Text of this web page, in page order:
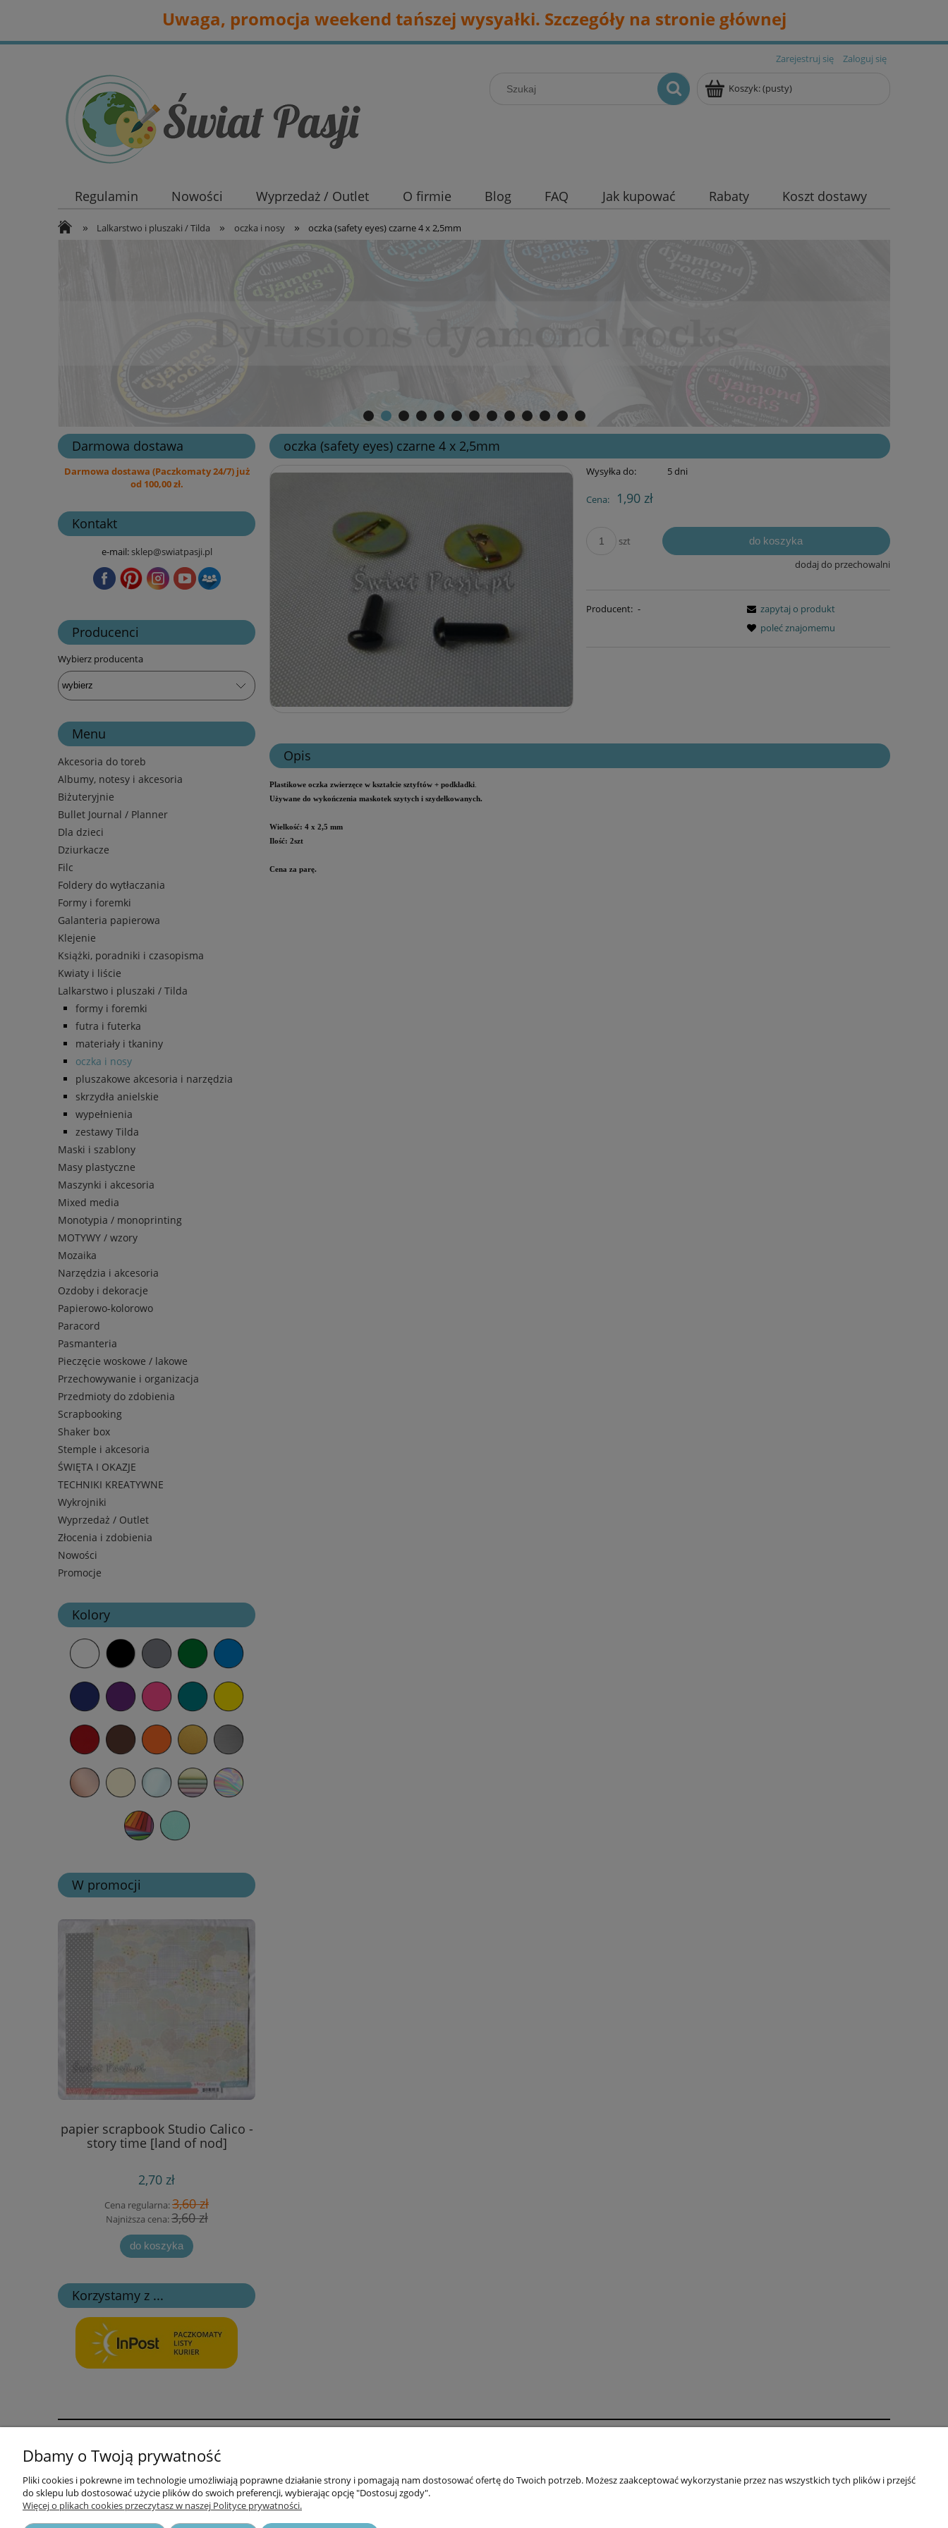
Uwaga, promocja weekend tańszej wysyałki. Szczegóły na stronie głównej
Zarejestruj się Zaloguj się
Koszyk:(pusty)
Regulamin Nowości Wyprzedaż / Outlet O firmie Blog FAQ Jak kupować Rabaty Koszt dostawy
» Lalkarstwo i pluszaki / Tilda » oczka i nosy » oczka (safety eyes) czarne 4 x 2,5mm
Darmowa dostawa
Darmowa dostawa (Paczkomaty 24/7) już
od 100,00 zł.
Kontakt
e-mail:sklep@swiatpasji.pl
Producenci
Wybierz producenta
Menu
Akcesoria do toreb
Albumy, notesy i akcesoria
Biżuteryjnie
Bullet Journal / Planner
Dla dzieci
Dziurkacze
Filc
Foldery do wytłaczania
Formy i foremki
Galanteria papierowa
Klejenie
Książki, poradniki i czasopisma
Kwiaty i liście
Lalkarstwo i pluszaki / Tilda
formy i foremki
futra i futerka
materiały i tkaniny
oczka i nosy
pluszakowe akcesoria i narzędzia
skrzydła anielskie
wypełnienia
zestawy Tilda
Maski i szablony
Masy plastyczne
Maszynki i akcesoria
Mixed media
Monotypia / monoprinting
MOTYWY / wzory
Mozaika
Narzędzia i akcesoria
Ozdoby i dekoracje
Papierowo-kolorowo
Paracord
Pasmanteria
Pieczęcie woskowe / lakowe
Przechowywanie i organizacja
Przedmioty do zdobienia
Scrapbooking
Shaker box
Stemple i akcesoria
ŚWIĘTA I OKAZJE
TECHNIKI KREATYWNE
Wykrojniki
Wyprzedaż / Outlet
Złocenia i zdobienia
Nowości
Promocje
Kolory
W promocji
papier scrapbook Studio Calico -
story time [land of nod]
2,70 zł
Cena regularna:3,60 zł
Najniższa cena:3,60 zł
do koszyka
Korzystamy z ...
oczka (safety eyes) czarne 4 x 2,5mm
Wysyłka do: 5 dni
Cena: 1,90 zł
szt do koszyka
dodaj do przechowalni
Producent: -
zapytaj o produkt
poleć znajomemu
Opis
Plastikowe oczka zwierzęce w kształcie sztyftów + podkładki
Używane do wykończenia maskotek szytych i szydełkowanych.
Wielkość: 4 x 2,5 mm
Ilość: 2szt
Cena za parę.
Informacje
Polityka prywatności i cookies
Odstąpienie od umowy i reklamacja
Formy opłaty
Koszt dostawy
Rabaty
O firmie
Dbamy o Twoją prywatność
Pliki cookies i pokrewne im technologie umożliwiają poprawne działanie strony i pomagają nam dostosować ofertę do Twoich potrzeb. Możesz zaakceptować wykorzystanie przez nas wszystkich tych plików i przejść
do sklepu lub dostosować użycie plików do swoich preferencji, wybierając opcję "Dostosuj zgody".
Więcej o plikach cookies przeczytasz w naszej Polityce prywatności.